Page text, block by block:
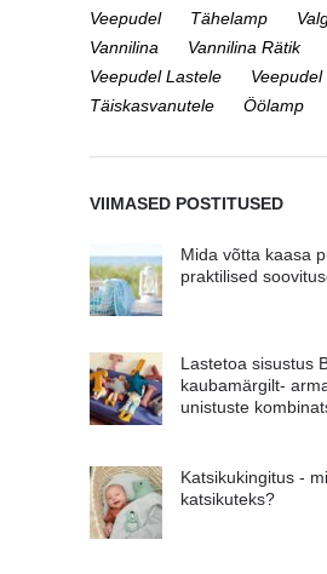
Veepudel
Tähelamp
Vannilina
Vannilina Rätik
Veepudel Lastele
Veepudel
Täiskasvanutele
Öölamp
VIIMASED POSTITUSED
Mida võtta kaasa
praktilised
Lastetoa sisustus
kaubamärgilt-
unistuste
Katsikukingitus -
katsikuteks?